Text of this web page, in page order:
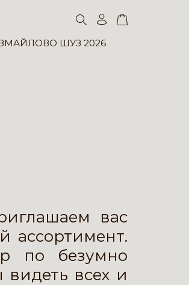
ШУЗ 2026
вас
ассортимент.
по безумно
всех и